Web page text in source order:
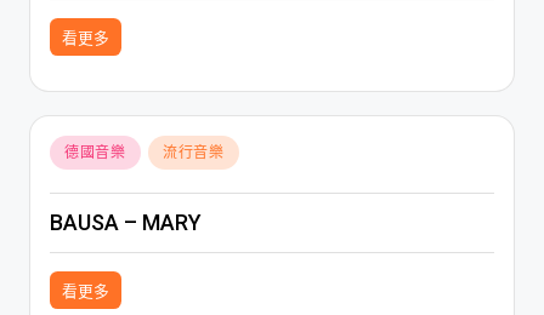
看更多
Posted
in
德國音樂 流行音樂
BAUSA – MARY
看更多